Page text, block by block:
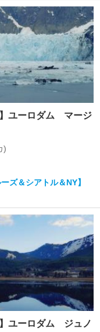
】ユーロダム マージ
)
ズ＆シアトル＆NY】
】ユーロダム ジュノ